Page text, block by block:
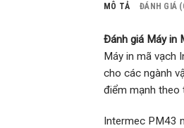
MÔ TẢ ĐÁNH GIÁ
Đánh giá Máy in
Máy in mã vạch
cho các ngành
điểm mạnh theo
Intermec PM43